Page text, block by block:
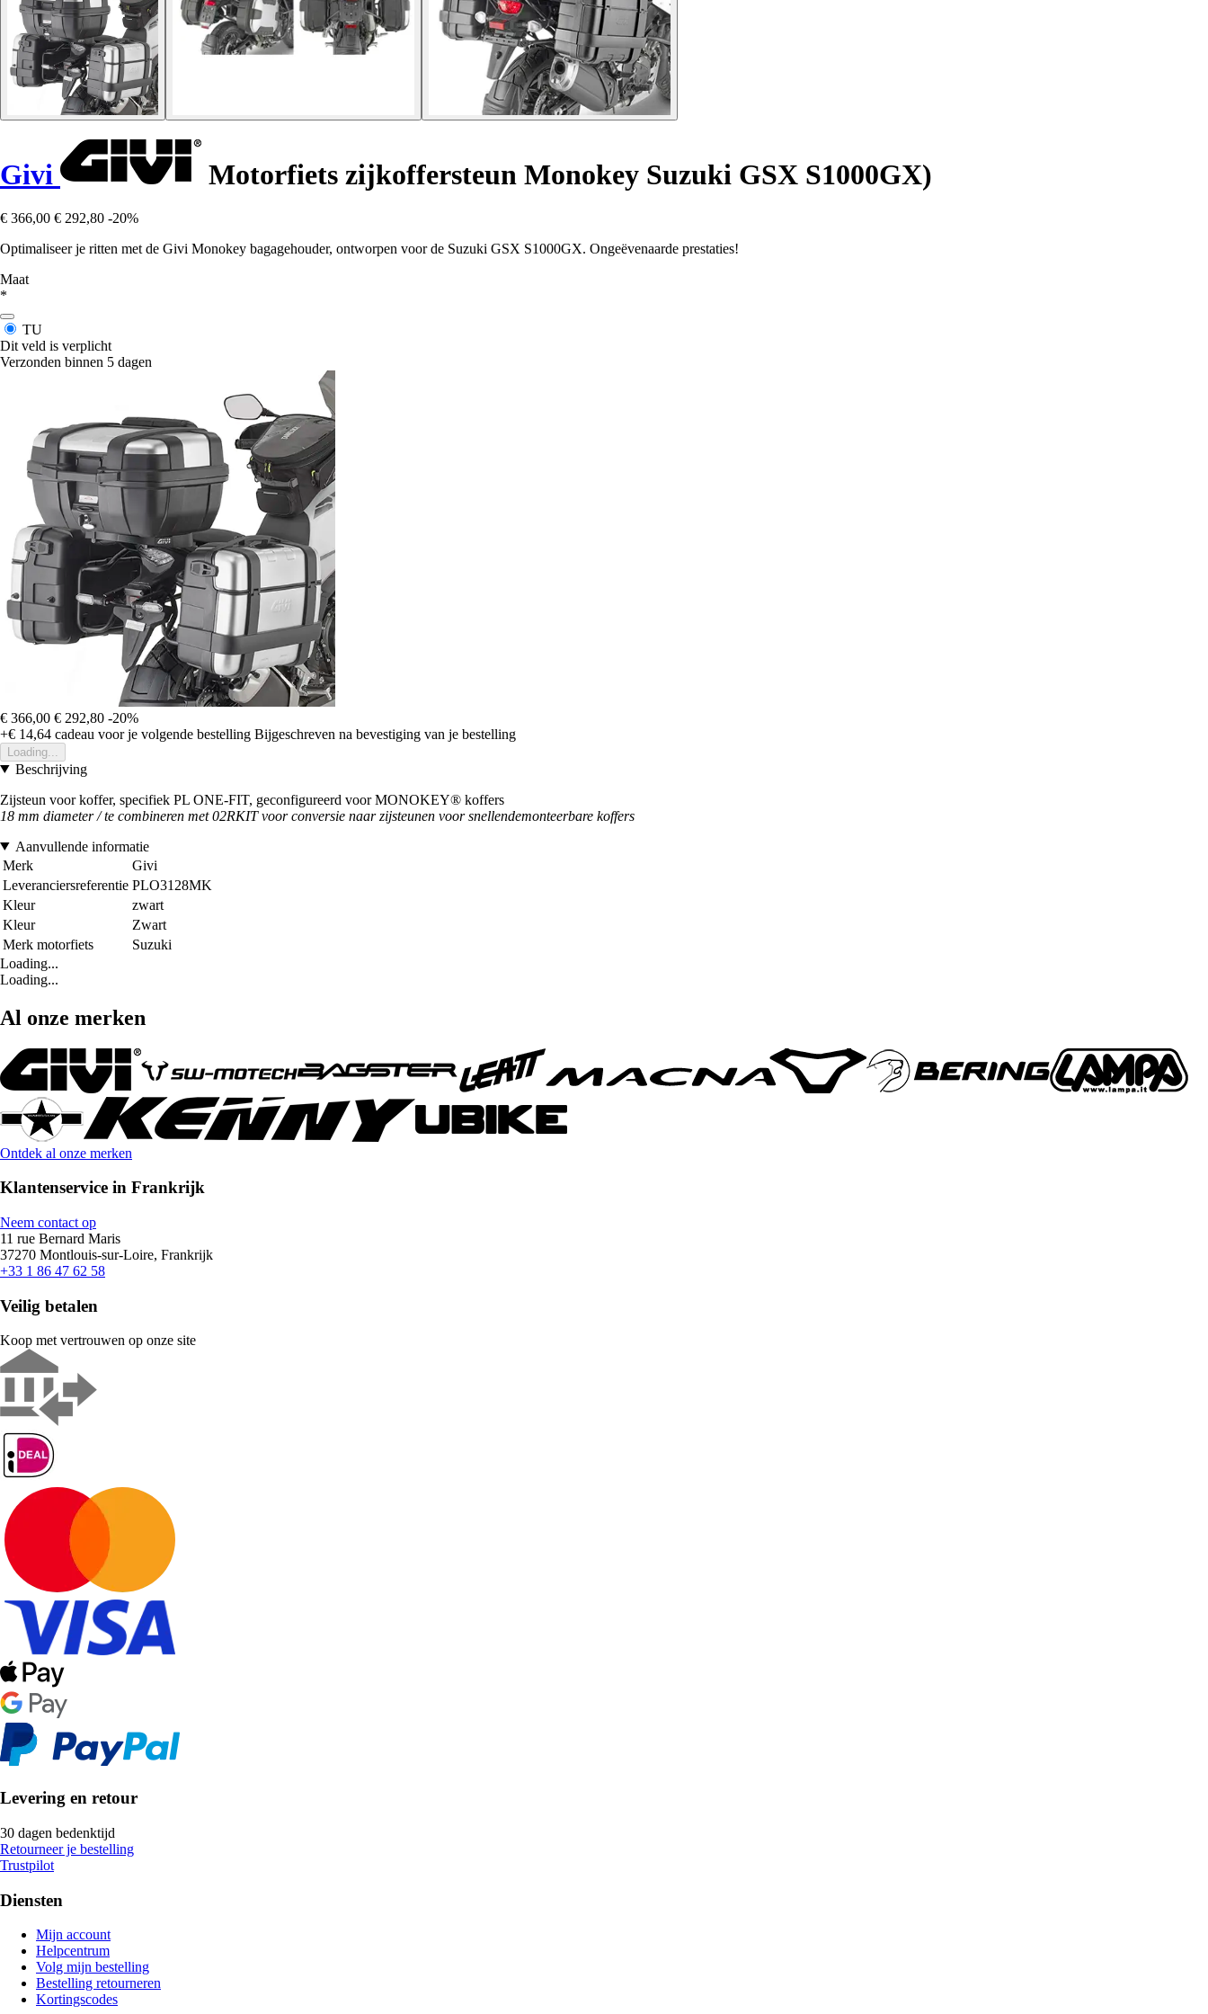
Givi Motorfiets zijkoffersteun Monokey Suzuki GSX S1000GX)
€ 366,00 € 292,80 -20%
Optimaliseer je ritten met de Givi Monokey bagagehouder, ontworpen voor de Suzuki GSX S1000GX. Ongeëvenaarde prestaties!
Maat
*
TU
Dit veld is verplicht
Verzonden binnen 5 dagen
€ 366,00 € 292,80 -20%
+€ 14,64 cadeau voor je volgende bestelling Bijgeschreven na bevestiging van je bestelling
Loading...
Beschrijving
Zijsteun voor koffer, specifiek PL ONE-FIT, geconfigureerd voor MONOKEY® koffers
18 mm diameter / te combineren met 02RKIT voor conversie naar zijsteunen voor snellendemonteerbare koffers
Aanvullende informatie
Merk
Givi
Leveranciersreferentie PLO3128MK
Kleur
zwart
Kleur
Zwart
Merk motorfiets
Suzuki
Loading...
Loading...
Al onze merken
Ontdek al onze merken
Klantenservice in Frankrijk
Neem contact op
11 rue Bernard Maris
37270 Montlouis-sur-Loire, Frankrijk
+33 1 86 47 62 58
Veilig betalen
Koop met vertrouwen op onze site
Levering en retour
30 dagen bedenktijd
Retourneer je bestelling
Trustpilot
Diensten
Mijn account
Helpcentrum
Volg mijn bestelling
Bestelling retourneren
Kortingscodes